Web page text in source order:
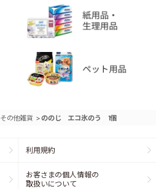
その他雑貨 >ののじ エコ氷のう 1個
利用規約
お客さまの個人情報の
取扱いについて